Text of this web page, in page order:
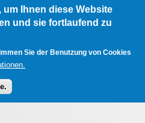
Ihnen diese Website
und sie fortlaufend zu
Sie der Benutzung von Cookies